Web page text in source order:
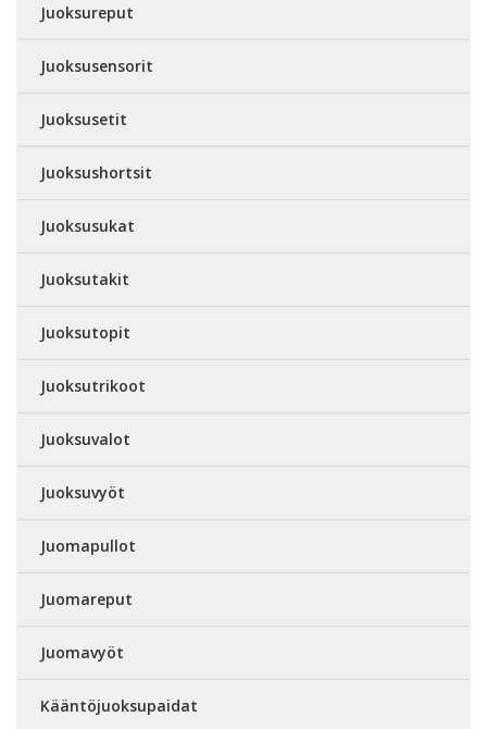
Juoksureput
Juoksusensorit
Juoksusetit
Juoksushortsit
Juoksusukat
Juoksutakit
Juoksutopit
Juoksutrikoot
Juoksuvalot
Juoksuvyöt
Juomapullot
Juomareput
Juomavyöt
Kääntöjuoksupaidat